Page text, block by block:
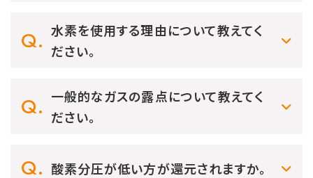
水素を使用する理由について教えてく
ださい。
一般的なガスの露点について教えてく
ださい。
酸素分圧が低い方が還元されますか。